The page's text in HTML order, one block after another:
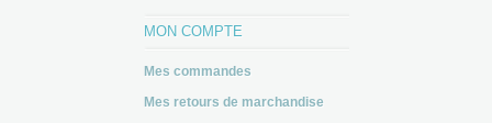
MON COMPTE
Mes commandes
Mes retours de marchandise